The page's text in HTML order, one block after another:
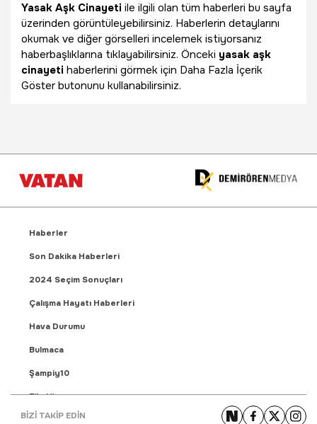
Yasak Aşk Cinayeti ile ilgili olan tüm haberleri bu sayfa
üzerinden görüntüleyebilirsiniz. Haberlerin detaylarını
okumak ve diğer görselleri incelemek istiyorsanız
haberbaşlıklarına tıklayabilirsiniz. Önceki yasak aşk
cinayeti haberlerini görmek için Daha Fazla İçerik
Göster butonunu kullanabilirsiniz.
Haberler
Son Dakika Haberleri
2024 Seçim Sonuçları
Çalışma Hayatı Haberleri
Hava Durumu
Bulmaca
Şampiy10
Fikstür
Puan Durumu
BİZİ TAKİP EDİN